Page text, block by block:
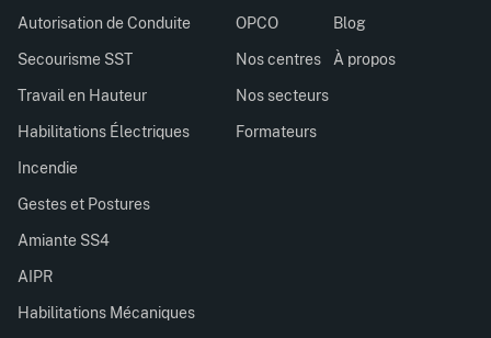
Autorisation de Conduite
Secourisme SST
Travail en Hauteur
Habilitations Électriques
Incendie
Gestes et Postures
Amiante SS4
AIPR
Habilitations Mécaniques
OPCO
Nos centres
Nos secteurs
Formateurs
Blog
À propos